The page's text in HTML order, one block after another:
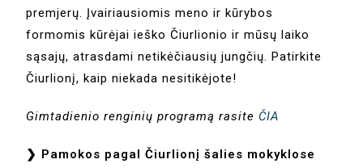
premjerų. Įvairiausiomis meno ir kūrybos
formomis kūrėjai ieško Čiurlionio ir mūsų laiko
sąsajų, atrasdami netikėčiausių jungčių. Patirkite
Čiurlionį, kaip niekada nesitikėjote!
Gimtadienio renginių programą rasite ČIA
❯ Pamokos pagal Čiurlionį šalies mokyklose